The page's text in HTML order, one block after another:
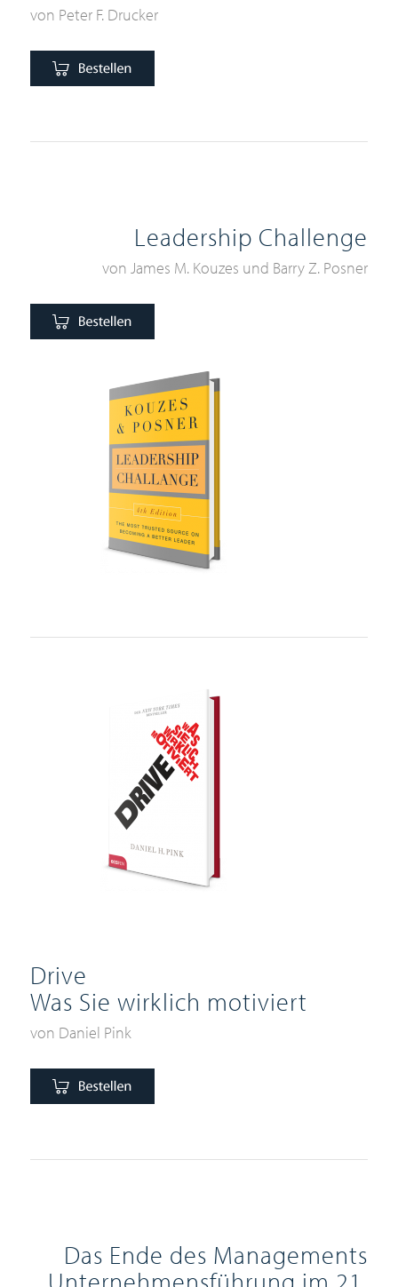
von Peter F. Drucker
Leadership Challenge
von James M. Kouzes und Barry Z. Posner
Drive
Was Sie wirklich motiviert
von Daniel Pink
Das Ende des Managements